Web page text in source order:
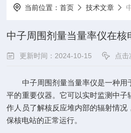
当前位置：首页 技术文章
中子周围剂量当量率仪在核
更新时间：2024-10-15 点
中子周围剂量当量率仪是一种用
平的重要仪器。它可以实时监测中子
作人员了解核反应堆内部的辐射情况
保核电站的正常运行。